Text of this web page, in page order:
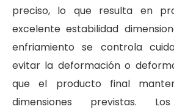
preciso, lo que resulta en
excelente estabilidad
enfriamiento se controla
evitar la deformación o
que el producto final
dimensiones previstas.